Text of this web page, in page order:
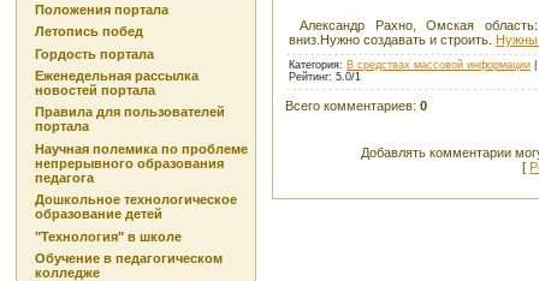
Положения портала
Летопись побед
Гордость портала
Еженедельная рассылка
новостей портала
Правила для пользователей
портала
Научная полемика по проблеме
непрерывного образования
педагога
Дошкольное технологическое
образование детей
"Технология" в школе
Обучение в педагогическом
колледже
Александр Рахно, Омская
вниз.Нужно создавать и строить. Нужны
Категория: В средствах массовой информации
Рейтинг: 5.0/1
Всего комментариев: 0
Добавлять комментарии
[